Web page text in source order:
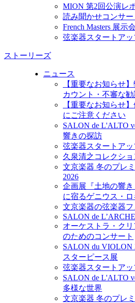
MION 第2回公演レ
読み聞かせコンサ
French Masters 展示
弦楽器スタートア
ストーリーズ
ニュース
【重要なお知らせ
カウント・不審な
【重要なお知らせ
にご注意ください
SALON de L'ALTO
響きの探訪
弦楽器スタートア
久泉清之コレクショ
文京楽器 冬のプレ
2026
企画展『土地の響
に宿るゲニウス・ロ
文京楽器の弦楽器フ
SALON de
オーケストラ・ク
のためのコンサート
SALON du
スターピース展
弦楽器スタートア
SALON de L'ALTO
多様な世界
文京楽器 冬のプレ